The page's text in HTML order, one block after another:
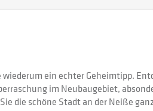
ein echter Geheimtipp.
im Neubaugebiet,
die schöne Stadt an der Neiße